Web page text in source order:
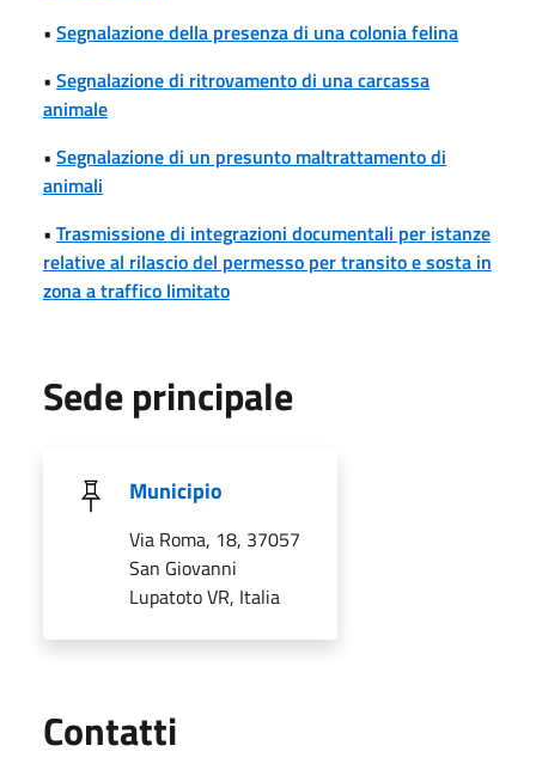
• Segnalazione della presenza di una colonia felina
• Segnalazione di ritrovamento di una carcassa
animale
• Segnalazione di un presunto maltrattamento di
animali
• Trasmissione di integrazioni documentali per istanze
relative al rilascio del permesso per transito e sosta in
zona a traffico limitato
Sede principale
Municipio
Via Roma, 18, 37057
San Giovanni
Lupatoto VR, Italia
Contatti